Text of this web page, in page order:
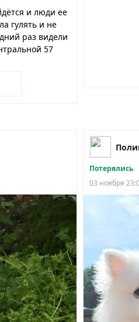
и люди ее
гулять и не
раз видели
57
Потерялись
03 ноября